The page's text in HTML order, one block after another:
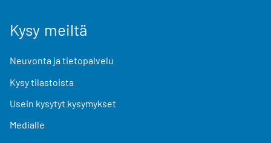
Kysy meiltä
Neuvonta ja tietopalvelu
Kysy tilastoista
Usein kysytyt kysymykset
Medialle